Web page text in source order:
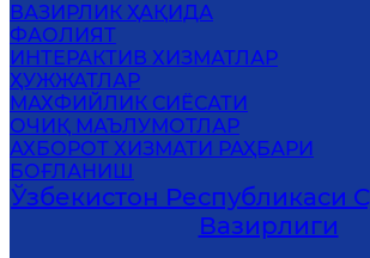
ВАЗИРЛИК ҲАҚИДА
ФАОЛИЯТ
ИНТЕРАКТИВ ХИЗМАТЛАР
ҲУЖЖАТЛАР
MАХФИЙЛИК СИЁСАТИ
ОЧИҚ МАЪЛУМОТЛАР
АХБОРОТ ХИЗМАТИ РАҲБАРИ
БОҒЛАНИШ
Ўзбекистон Республикаси
Вазирлиги